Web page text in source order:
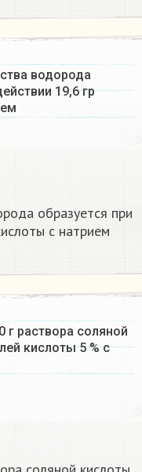
водорода
19,6 гр
образуется при
с натрием
г раствора соляной
кислоты 5 % с